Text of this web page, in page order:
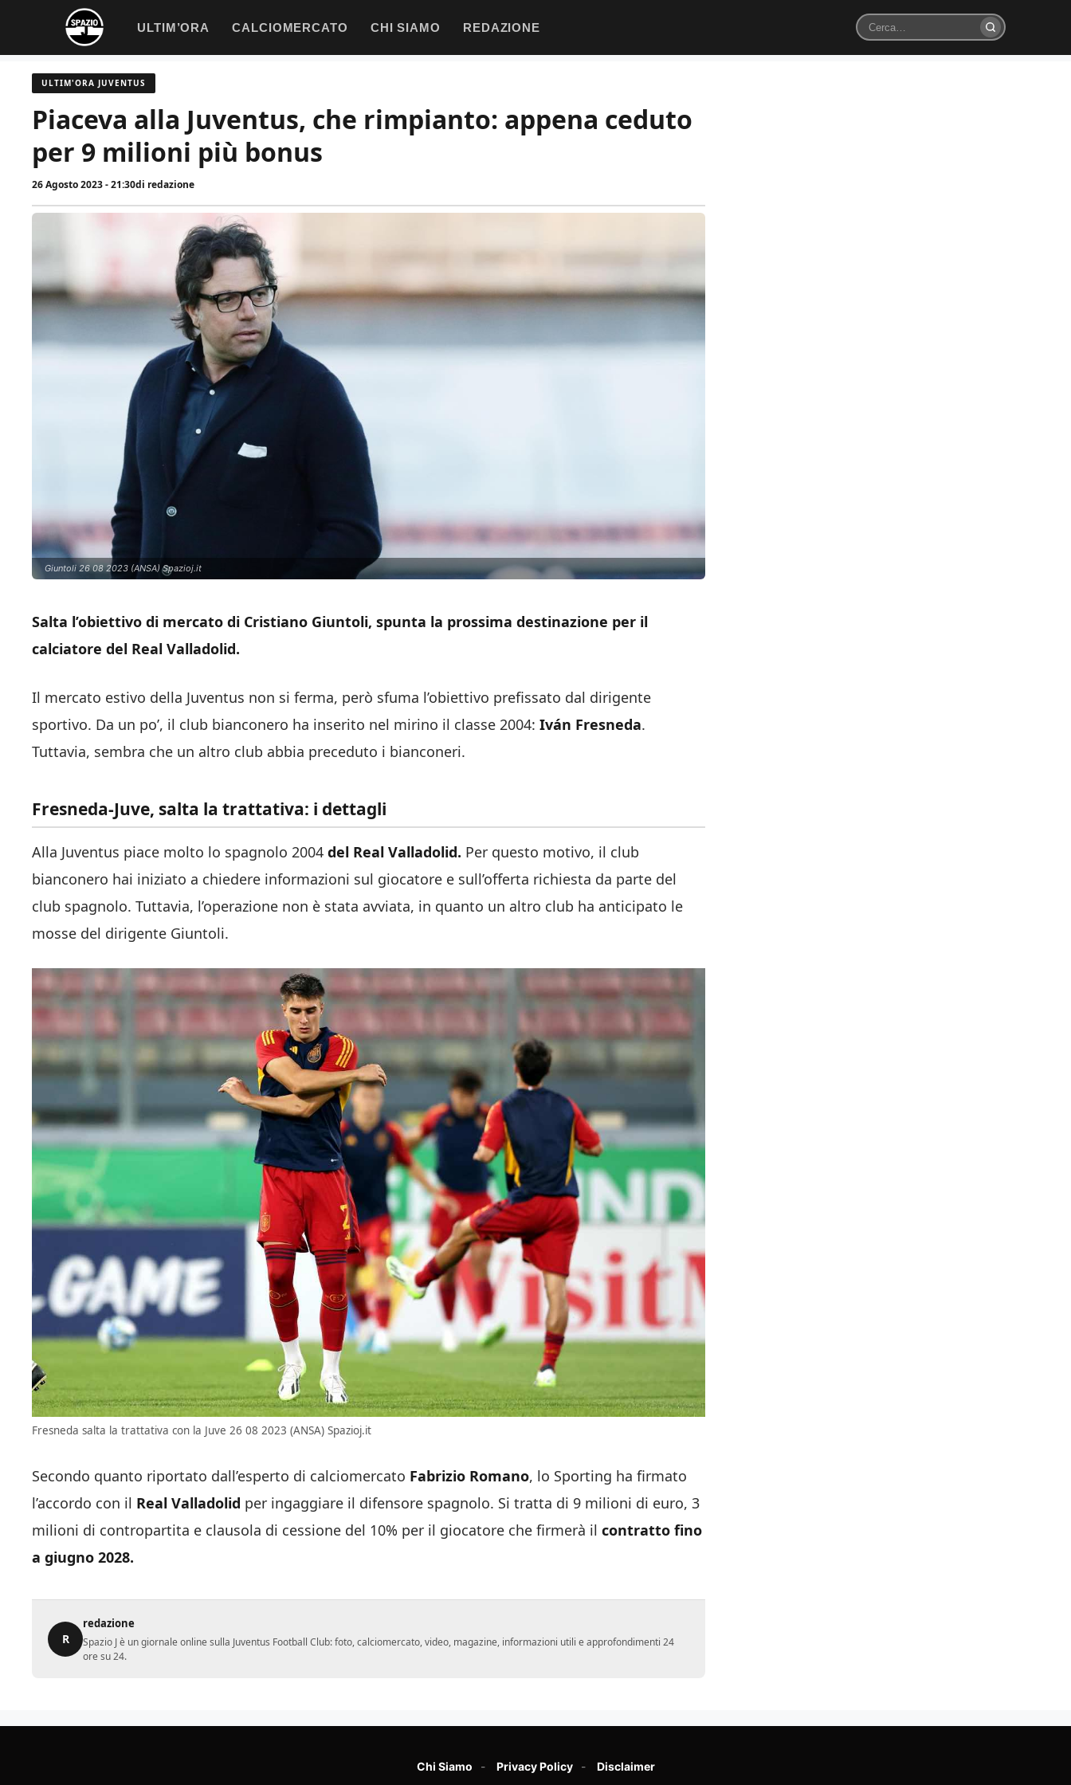
contenuto
ULTIM’ORA CALCIOMERCATO CHI SIAMO REDAZIONE
Cerca
ULTIM'ORA JUVENTUS
Piaceva alla Juventus, che rimpianto: appena ceduto
per 9 milioni più bonus
26 Agosto 2023 - 21:30di redazione
Giuntoli 26 08 2023 (ANSA) Spazioj.it
Salta l’obiettivo di mercato di Cristiano Giuntoli, spunta la prossima destinazione per il
calciatore del Real Valladolid.
Il mercato estivo della Juventus non si ferma, però sfuma l’obiettivo prefissato dal dirigente
sportivo. Da un po’, il club bianconero ha inserito nel mirino il classe 2004: Iván Fresneda.
Tuttavia, sembra che un altro club abbia preceduto i bianconeri.
Fresneda-Juve, salta la trattativa: i dettagli
Alla Juventus piace molto lo spagnolo 2004 del Real Valladolid. Per questo motivo, il club
bianconero hai iniziato a chiedere informazioni sul giocatore e sull’offerta richiesta da parte del
club spagnolo. Tuttavia, l’operazione non è stata avviata, in quanto un altro club ha anticipato le
mosse del dirigente Giuntoli.
Fresneda salta la trattativa con la Juve 26 08 2023 (ANSA) Spazioj.it
Secondo quanto riportato dall’esperto di calciomercato Fabrizio Romano, lo Sporting ha firmato
l’accordo con il Real Valladolid per ingaggiare il difensore spagnolo. Si tratta di 9 milioni di euro, 3
milioni di contropartita e clausola di cessione del 10% per il giocatore che firmerà il contratto fino
a giugno 2028.
R
redazione
Spazio J è un giornale online sulla Juventus Football Club: foto, calciomercato, video, magazine, informazioni utili e approfondimenti 24
ore su 24.
Chi Siamo Privacy Policy Disclaimer